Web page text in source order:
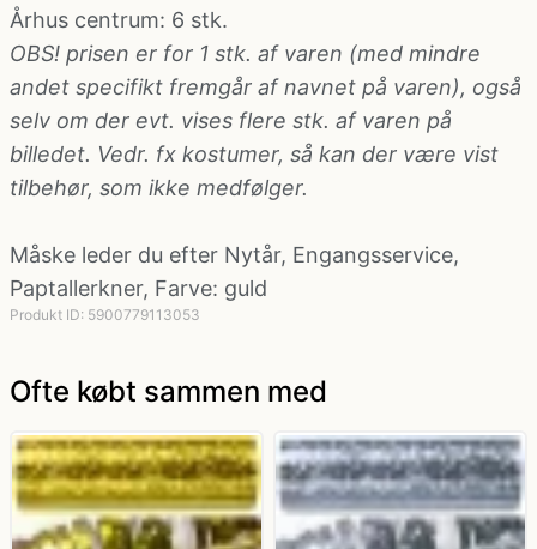
Nonne, præste, munke kostumer
Paryk og skæg
Pirat kostume
Politi kostume, fange kostume og militær
kostume
Tyroler kostume
Århus centrum: 6 stk.
OBS! prisen er for 1 stk. af varen (med mindre
andet specifikt fremgår af navnet på varen), også
selv om der evt. vises flere stk. af varen på
billedet. Vedr. fx kostumer, så kan der være vist
tilbehør, som ikke medfølger.
Måske leder du efter Nytår, Engangsservice,
Paptallerkner, Farve: guld
Produkt ID: 5900779113053
Ofte købt sammen med